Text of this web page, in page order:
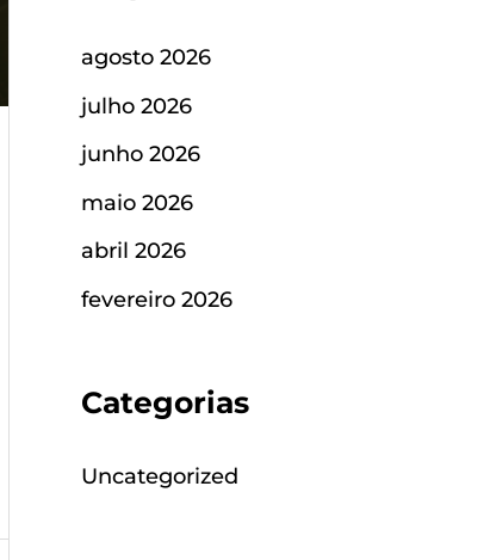
agosto 2026
julho 2026
junho 2026
maio 2026
abril 2026
fevereiro 2026
Categorias
Uncategorized